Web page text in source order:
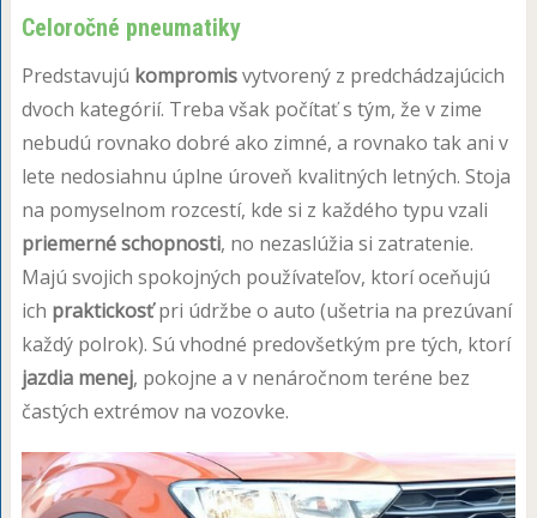
Celoročné pneumatiky
Predstavujú kompromisvytvorený z predchádzajúcich
dvoch kategórií. Treba však počítať s tým, že v zime
nebudú rovnako dobré ako zimné, a rovnako tak ani v
lete nedosiahnu úplne úroveň kvalitných letných. Stoja
na pomyselnom rozcestí, kde si z každého typu vzali
priemerné schopnosti, no nezaslúžia si zatratenie.
Majú svojich spokojných používateľov, ktorí oceňujú
ich praktickosťpri údržbe o auto (ušetria na prezúvaní
každý polrok). Sú vhodné predovšetkým pre tých, ktorí
jazdia menej, pokojne a v nenáročnom teréne bez
častých extrémov na vozovke.